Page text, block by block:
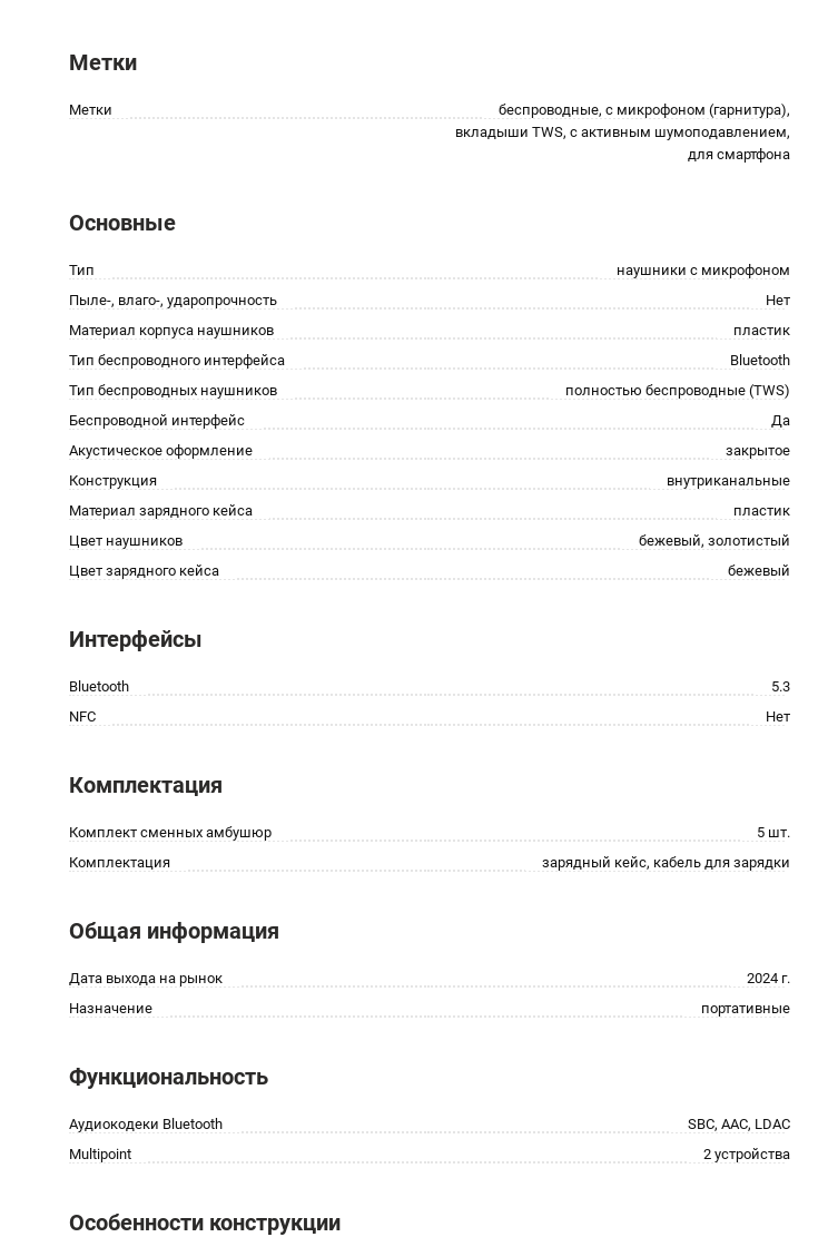
Метки
Метки
беспроводные, с микрофоном (гарнитура),
вкладыши TWS, с активным шумоподавлением,
для смартфона
Основные
Тип
наушники с микрофоном
Пыле-, влаго-, ударопрочность
Нет
Материал корпуса наушников
пластик
Тип беспроводного интерфейса
Bluetooth
Тип беспроводных наушников
полностью беспроводные (TWS)
Беспроводной интерфейс
Да
Акустическое оформление
закрытое
Конструкция
внутриканальные
Материал зарядного кейса
пластик
Цвет наушников
бежевый, золотистый
Цвет зарядного кейса
бежевый
Интерфейсы
Bluetooth
5.3
NFC
Нет
Комплектация
Комплект сменных амбушюр
5 шт.
Комплектация
зарядный кейс, кабель для зарядки
Общая информация
Дата выхода на рынок
2024 г.
Назначение
портативные
Функциональность
Аудиокодеки Bluetooth
SBC, AAC, LDAC
Multipoint
2 устройства
Особенности конструкции